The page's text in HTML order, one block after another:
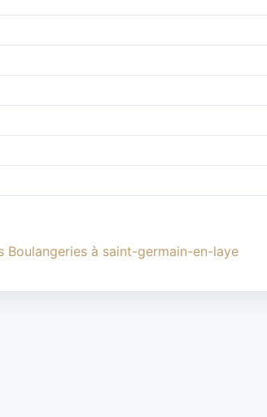
Boulangeries à saint-germain-en-laye